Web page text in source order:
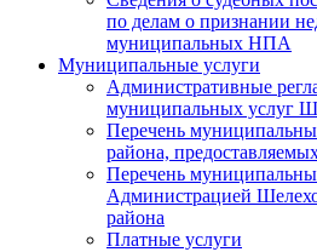
по делам о признании
муниципальных НПА
Муниципальные услуги
Административные
муниципальных услуг
Перечень
района,
Перечень
Администрацией
района
Платные услуги